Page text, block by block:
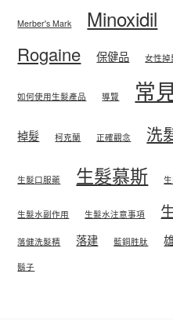
Merber's Mark Minoxidil
Rogaine 保健品 女性掉
如何使用生髮產品 導覽 常
掉髮 柯克蘭 正確觀念 洗
生髮口服藥 生髮慕斯
生髮水副作用 生髮水注意事項
落健洗髮精 落建 藍銅胜肽
鬍子